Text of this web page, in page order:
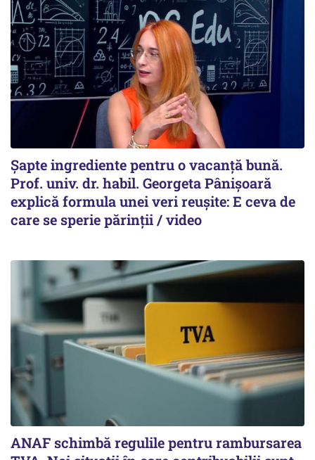
Șapte ingrediente pentru o vacanță bună.
Prof. univ. dr. habil. Georgeta Pânișoară
explică formula unei veri reușite: E ceva de
care se sperie părinții / video
ANAF schimbă regulile pentru rambursarea